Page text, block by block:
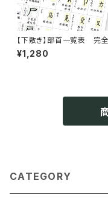
【下敷き】部首一覧表 完
水 漢字 小学生 中学
高校生 角丸 A4サイズ
¥1,280
CATEGORY